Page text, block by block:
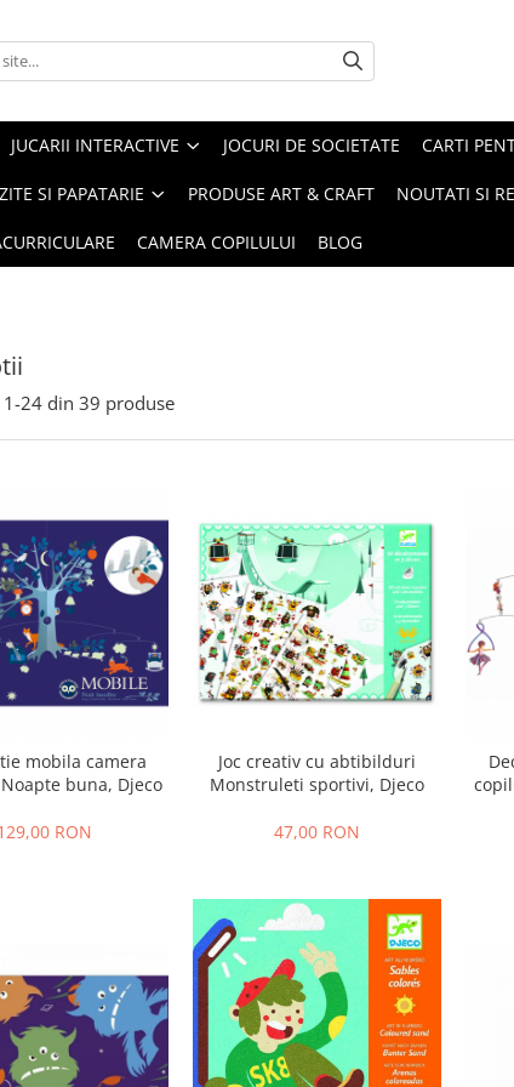
JUCARII INTERACTIVE JOCURI DE SOCIETATE CARTI
SI PAPATARIE PRODUSE ART & CRAFT NOUTATI SI
CAMERA COPILULUI BLOG
1-24 din 39 produse
mobila camera
buna, Djeco
RON
Joc creativ cu abtibilduri
Monstruleti sportivi, Djeco
47,00 RON